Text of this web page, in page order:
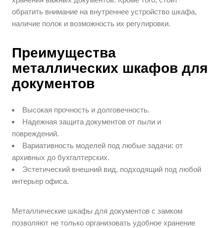
обратить внимание на внутреннее устройство шкафа,
наличие полок и возможность их регулировки.
Преимущества
металлических шкафов для
документов
Высокая прочность и долговечность.
Надежная защита документов от пыли и
повреждений.
Вариативность моделей под любые задачи: от
архивных до бухгалтерских.
Эстетический внешний вид, подходящий под любой
интерьер офиса.
Металлические шкафы для документов с замком
позволяют не только организовать удобное хранение